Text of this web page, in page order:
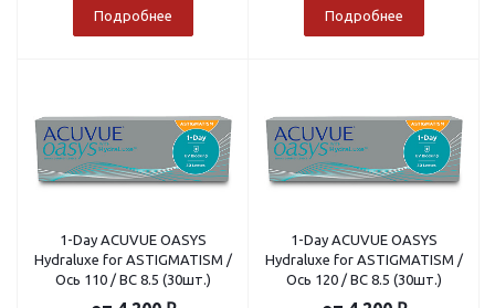
Подробнее Подробнее
1-Day ACUVUE OASYS
Hydraluxe for ASTIGMATISM /
Ось 110 / BC 8.5 (30шт.)
1-Day ACUVUE OASYS
Hydraluxe for ASTIGMATISM /
Ось 120 / BC 8.5 (30шт.)